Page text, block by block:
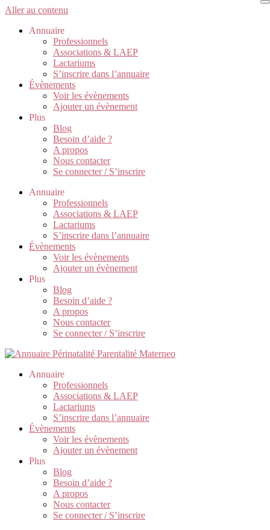
Aller au contenu
Annuaire
Professionnels
Associations & LAEP
Lactariums
S’inscrire dans l’annuaire
Évènements
Voir les évènements
Ajouter un évènement
Plus
Blog
Besoin d’aide ?
A propos
Nous contacter
Se connecter / S’inscrire
Annuaire
Professionnels
Associations & LAEP
Lactariums
S’inscrire dans l’annuaire
Évènements
Voir les évènements
Ajouter un évènement
Plus
Blog
Besoin d’aide ?
A propos
Nous contacter
Se connecter / S’inscrire
Annuaire
Professionnels
Associations & LAEP
Lactariums
S’inscrire dans l’annuaire
Évènements
Voir les évènements
Ajouter un évènement
Plus
Blog
Besoin d’aide ?
A propos
Nous contacter
Se connecter / S’inscrire